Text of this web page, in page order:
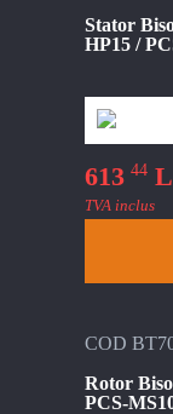
Stator
HP15 /
613 44
TVA inclus
COD
Rotor
PCS-